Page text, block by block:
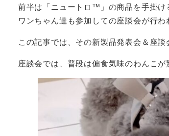
前半は「ニュートロ™」の商品を手掛
ワンちゃん達も参加しての座談会が行わ
この記事では、その新製品発表会＆座
座談会では、普段は偏食気味のわんこ